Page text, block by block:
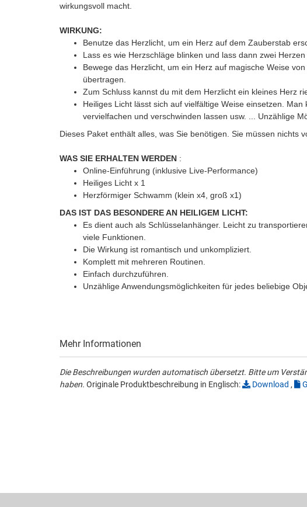
wirkungsvoll macht.
WIRKUNG:
Benutze das Herzlicht, um ein Herz auf dem Zauberstab
Lass es wie Herzschläge blinken und lass dann zwei
Bewege das Herzlicht, um ein Herz auf magische Weise
übertragen.
Zum Schluss kannst du mit dem Herzlicht ein kleines Herz
Heiliges Licht lässt sich auf vielfältige Weise einsetzen.
vervielfachen und verschwinden lassen usw. ... Unzählige
Dieses Paket enthält alles, was Sie benötigen. Sie müssen nichts
WAS SIE ERHALTEN WERDEN :
Online-Einführung (inklusive Live-Performance)
Heiliges Licht x 1
Herzförmiger Schwamm (klein x4, groß x1)
DAS IST DAS BESONDERE AN HEILIGEM LICHT:
Es dient auch als Schlüsselanhänger. Leicht zu
viele Funktionen.
Die Wirkung ist romantisch und unkompliziert.
Komplett mit mehreren Routinen.
Einfach durchzuführen.
Unzählige Anwendungsmöglichkeiten für jedes beliebige
Mehr Informationen
Die Beschreibungen wurden automatisch übersetzt. Bitte um
haben. Originale Produktbeschreibung in Englisch: Download ,